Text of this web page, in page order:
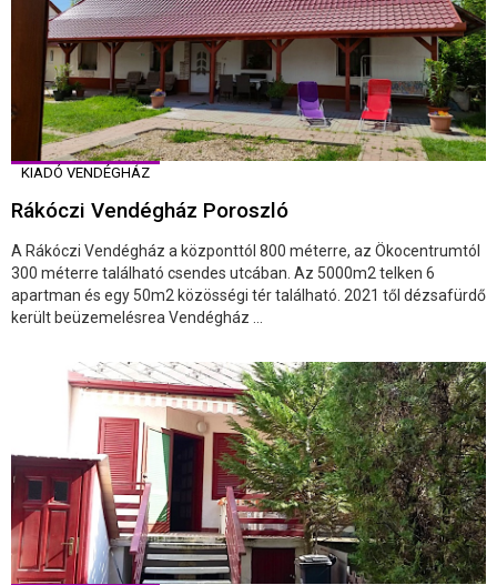
KIADÓ VENDÉGHÁZ
Rákóczi Vendégház Poroszló
A Rákóczi Vendégház a központtól 800 méterre, az Ökocentrumtól
300 méterre található csendes utcában. Az 5000m2 telken 6
apartman és egy 50m2 közösségi tér található. 2021 től dézsafürdő
került beüzemelésrea Vendégház ...